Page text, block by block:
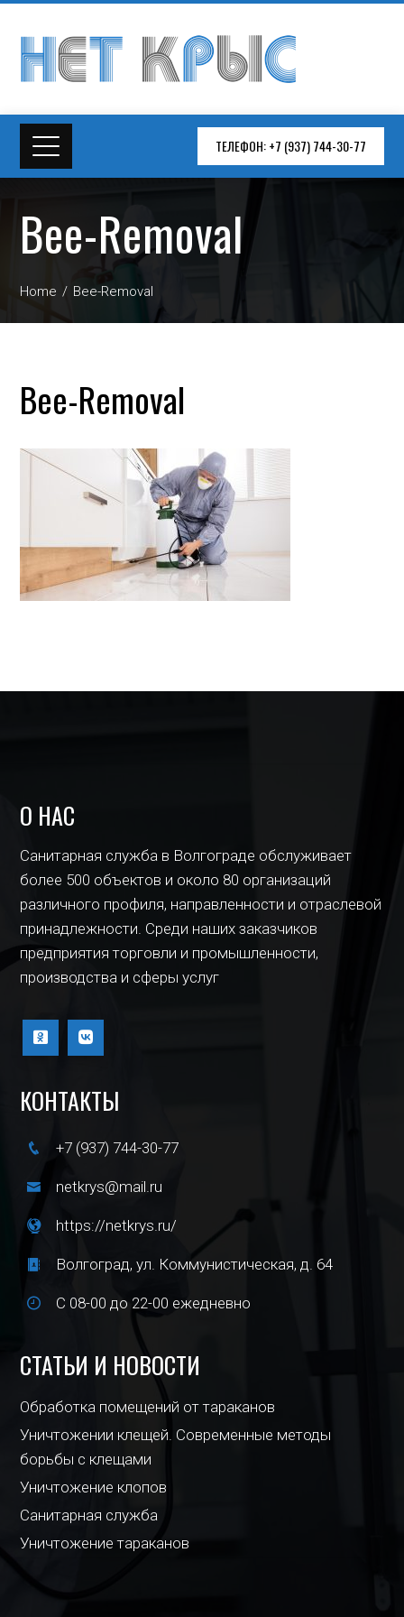
ТЕЛЕФОН: +7 (937) 744-30-77
Bee-Removal
Home Bee-Removal
Bee-Removal
О НАС
Санитарная служба в Волгограде обслуживает
более 500 объектов и около 80 организаций
различного профиля, направленности и отраслевой
принадлежности. Среди наших заказчиков
предприятия торговли и промышленности,
производства и сферы услуг
КОНТАКТЫ
+7 (937) 744-30-77
netkrys@mail.ru
https://netkrys.ru/
Волгоград, ул. Коммунистическая, д. 64
С 08-00 до 22-00 ежедневно
СТАТЬИ И НОВОСТИ
Обработка помещений от тараканов
Уничтожении клещей. Современные методы
борьбы с клещами
Уничтожение клопов
Санитарная служба
Уничтожение тараканов